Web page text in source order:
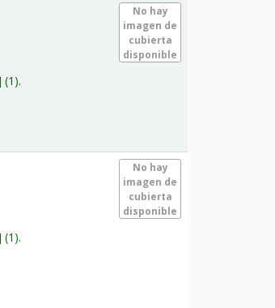
No hay
imagen de
cubierta
disponible
(1).
No hay
imagen de
cubierta
disponible
(1).